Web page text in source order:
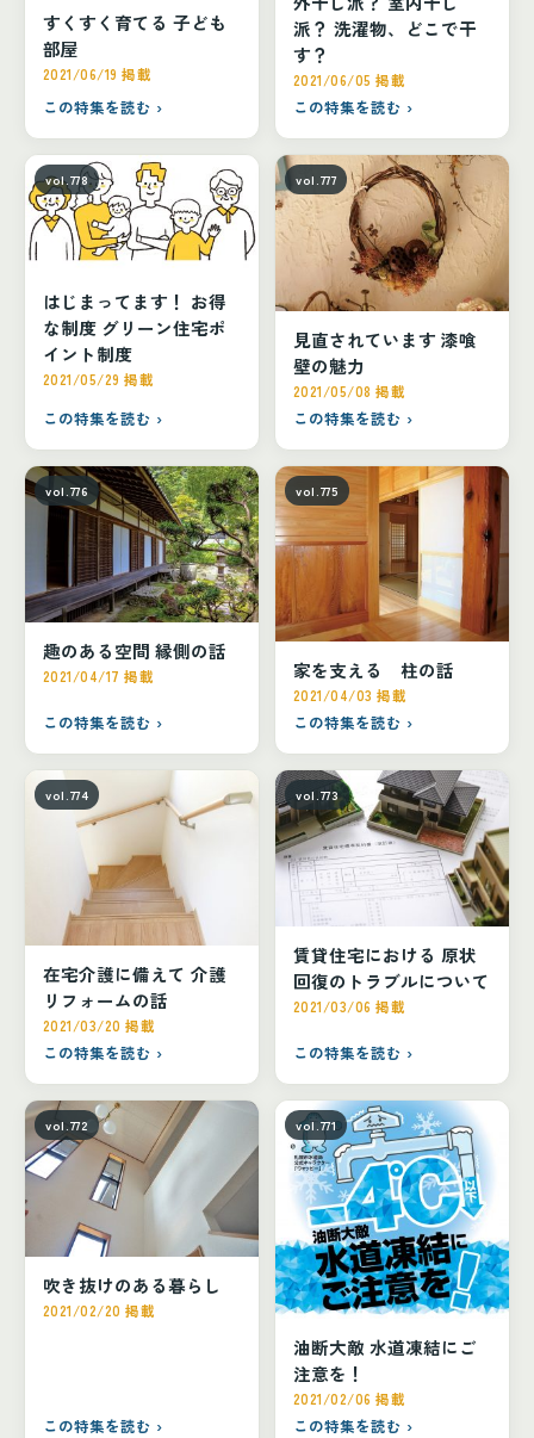
すくすく育てる 子ども
部屋
2021/06/19 掲載
この特集を読む ›
派？ 洗濯物、どこで干
す？
2021/06/05 掲載
この特集を読む ›
vol.778
はじまってます！ お得
な制度 グリーン住宅ポ
イント制度
2021/05/29 掲載
この特集を読む ›
vol.777
見直されています 漆喰
壁の魅力
2021/05/08 掲載
この特集を読む ›
vol.776
趣のある空間 縁側の話
2021/04/17 掲載
この特集を読む ›
vol.775
家を支える 柱の話
2021/04/03 掲載
この特集を読む ›
vol.774
在宅介護に備えて 介護
リフォームの話
2021/03/20 掲載
この特集を読む ›
vol.773
賃貸住宅における 原状
回復のトラブルについて
2021/03/06 掲載
この特集を読む ›
vol.772
吹き抜けのある暮らし
2021/02/20 掲載
この特集を読む ›
vol.771
油断大敵 水道凍結にご
注意を！
2021/02/06 掲載
この特集を読む ›